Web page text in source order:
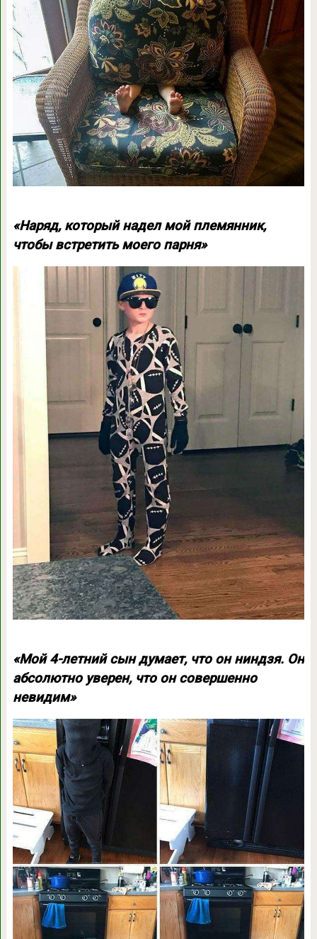
«Наряд, который надел мой племянник,
чтобы встретить моего парня»
«Мой 4-летний сын думает, что он ниндзя. Он
абсолютно уверен, что он совершенно
невидим»